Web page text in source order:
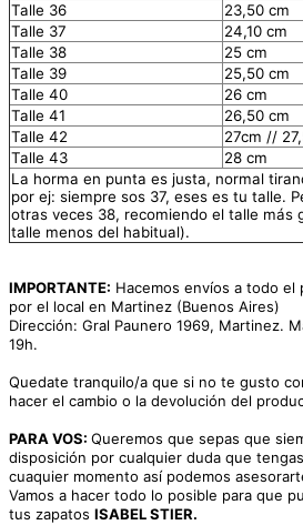
Talle 36
23,50 cm
Talle 37
24,10 cm
Talle 38
25 cm
Talle 39
25,50 cm
Talle 40
26 cm
Talle 41
26,50 cm
Talle 42
27cm //
Talle 43
28 cm
La horma en punta es justa, normal
por ej: siempre sos 37, eses es tu talle.
otras veces 38, recomiendo el talle más
talle menos del habitual).
IMPORTANTE: Hacemos envíos a todo
por el local en Martinez (Buenos Aires)
Dirección: Gral Paunero 1969, Martinez.
19h.
Quedate tranquilo/a que si no te gusto
hacer el cambio o la devolución del
PARA VOS: Queremos que sepas que
disposición por cualquier duda que
cuaquier momento así podemos
Vamos a hacer todo lo posible para que
tus zapatos ISABEL STIER.